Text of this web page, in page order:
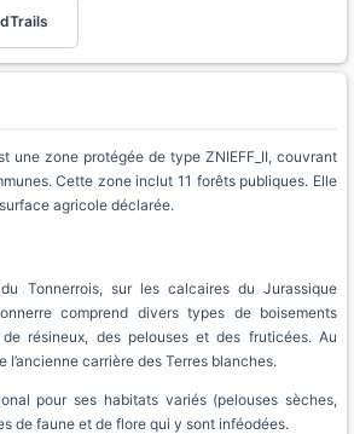
une zone protégée de type ZNIEFF_II, couvrant
Cette zone inclut 11 forêts publiques. Elle
agricole déclarée.
Tonnerrois, sur les calcaires du Jurassique
comprend divers types de boisements
résineux, des pelouses et des fruticées. Au
l’ancienne carrière des Terres blanches.
pour ses habitats variés (pelouses sèches,
de faune et de flore qui y sont inféodées.